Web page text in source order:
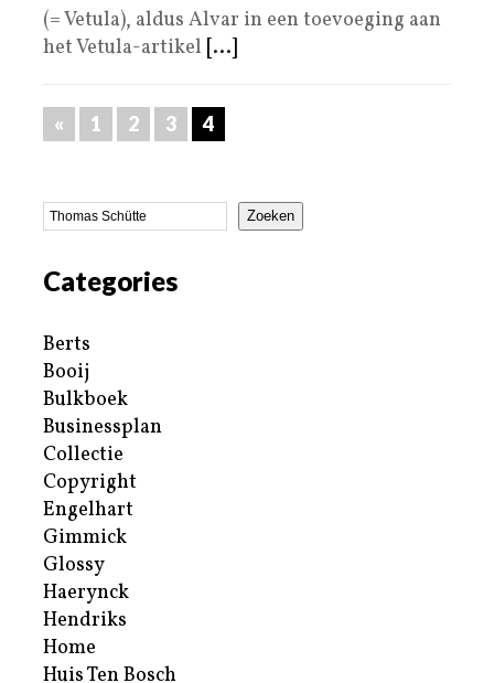
(= Vetula), aldus Alvar in een toevoeging aan
het Vetula-artikel [...]
« 1 2 3 4
Zoeken
Categories
Berts
Booij
Bulkboek
Businessplan
Collectie
Copyright
Engelhart
Gimmick
Glossy
Haerynck
Hendriks
Home
Huis Ten Bosch